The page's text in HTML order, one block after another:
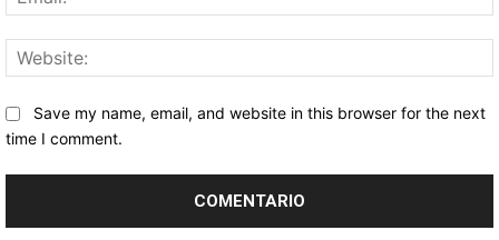
Save my name, email, and website in this browser for the next
time I comment.